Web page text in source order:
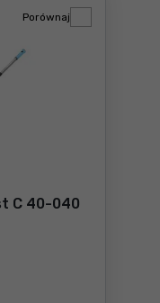
C 40-040
Porównaj